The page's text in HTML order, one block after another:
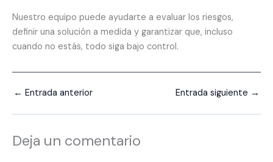
Nuestro equipo puede ayudarte a evaluar los riesgos,
definir una solución a medida y garantizar que, incluso
cuando no estás, todo siga bajo control.
← Entrada anterior Entrada siguiente →
Deja un comentario